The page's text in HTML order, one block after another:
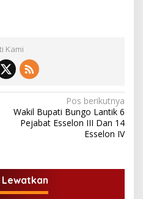
Kami
Pos berikutnya
Wakil Bupati Bungo Lantik 6
Pejabat Esselon III Dan 14
Esselon IV